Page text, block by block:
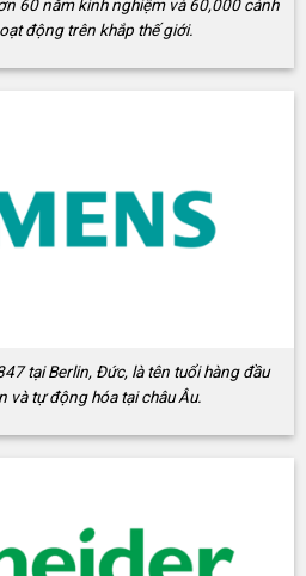
60 năm kinh nghiệm và 60,000 cánh
động trên khắp thế giới.
tại Berlin, Đức, là tên tuổi hàng đầu
và tự động hóa tại châu Âu.